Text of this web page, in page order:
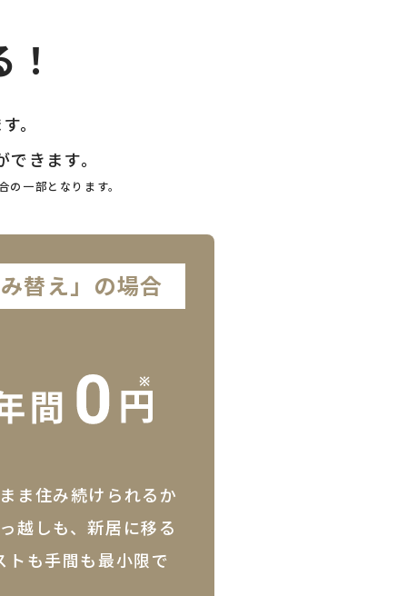
。
きます。
一部となります。
替え」 の場合
ま住み続けられるか
越しも、新居に移る
トも手間も最小限で